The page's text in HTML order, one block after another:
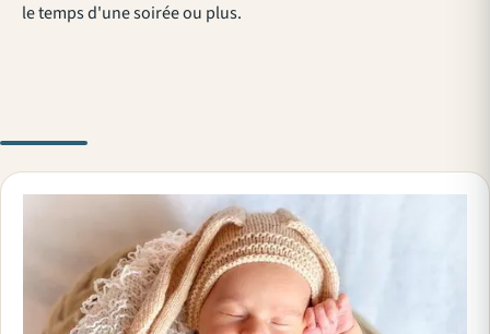
le temps d'une soirée ou plus.